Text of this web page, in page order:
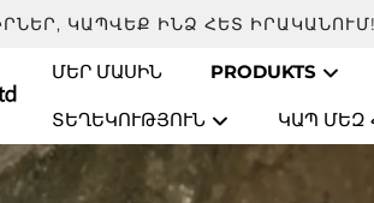
ԿԱՊՎԵՔ ԻՆՁ ՀԵՏ ԻՐԱԿԱՆՈՒՄ!
ՄԵՐ ՄԱՍԻՆ PRODUKTS
ՏԵՂԵԿՈՒԹՅՈՒՆ ԿԱՊ ՄԵԶ